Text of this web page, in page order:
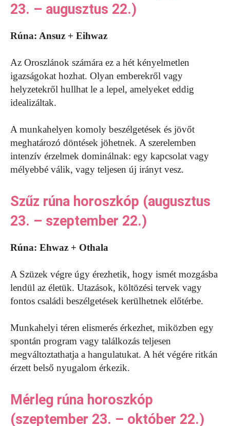
23. – augusztus 22.)
Rúna: Ansuz + Eihwaz
Az Oroszlánok számára ez a hét kényelmetlen
igazságokat hozhat. Olyan emberekről vagy
helyzetekről hullhat le a lepel, amelyeket eddig
idealizáltak.
A munkahelyen komoly beszélgetések és jövőt
meghatározó döntések jöhetnek. A szerelemben
intenzív érzelmek dominálnak: egy kapcsolat vagy
mélyebbé válik, vagy teljesen új irányt vesz.
Szűz rúna horoszkóp (augusztus
23. – szeptember 22.)
Rúna: Ehwaz + Othala
A Szüzek végre úgy érezhetik, hogy ismét mozgásba
lendül az életük. Utazások, költözési tervek vagy
fontos családi beszélgetések kerülhetnek előtérbe.
Munkahelyi téren elismerés érkezhet, miközben egy
spontán program vagy találkozás teljesen
megváltoztathatja a hangulatukat. A hét végére ritkán
érzett belső nyugalom érkezik.
Mérleg rúna horoszkóp
(szeptember 23. – október 22.)